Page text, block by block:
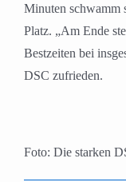
Minuten schwamm
Platz. „Am Ende
Bestzeiten bei
DSC zufrieden.
Foto: Die starken